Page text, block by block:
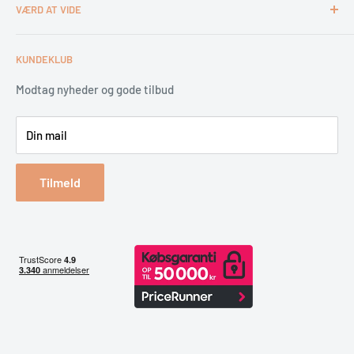
Kundeklub
Handelsbetingelser
Garantiservice
Erhverv & Byggeri
VÆRD AT VIDE
Montering
Betaling
Spar på energien
Reklamation & retur
Bestil returlabel
KUNDEKLUB
Modtag nyheder og gode tilbud
Din mail
Tilmeld